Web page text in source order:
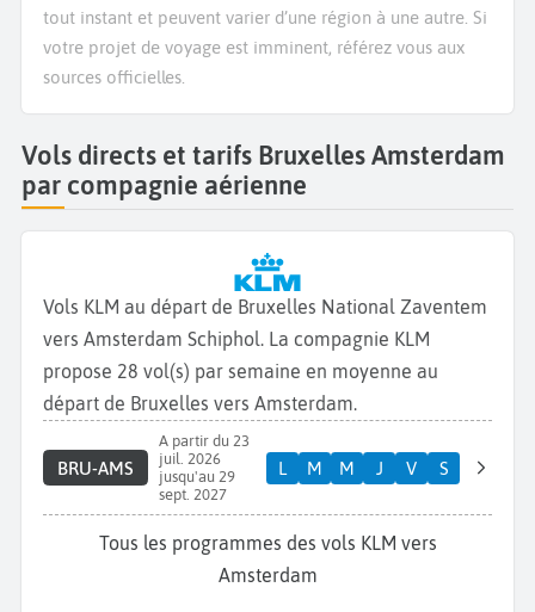
tout instant et peuvent varier d’une région à une autre. Si
votre projet de voyage est imminent, référez vous aux
sources officielles.
Vols directs et tarifs Bruxelles Amsterdam
par compagnie aérienne
Vols KLM au départ de Bruxelles National Zaventem
vers Amsterdam Schiphol. La compagnie KLM
propose 28 vol(s) par semaine en moyenne au
départ de Bruxelles vers Amsterdam.
BRU-AMS
A partir du 23
juil. 2026
jusqu'au 29
sept. 2027
L M M J V S
Tous les programmes des vols KLM vers
Amsterdam